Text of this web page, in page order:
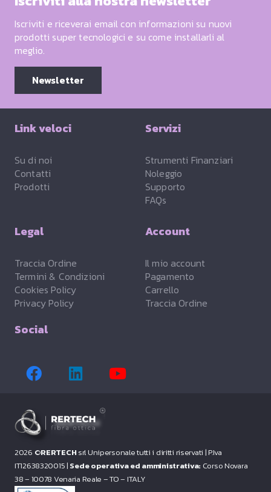
Iscriviti e riceverai email con informazioni su nuovi
prodotti super tecnologici e su come installarli al
meglio.
Newsletter
Link veloci
Su di noi
Contatti
Prodotti
Servizi
Strumenti Finanziari
Noleggio
Supporto
FAQs
Legal
Traccia Ordine
Termini & Condizioni
Cookies Policy
Privacy Policy
Account
Il mio account
Pagamento
Carrello
Traccia Ordine
Social
2026 ©RERTECHsrl Unipersonale tutti i diritti riservati |P.Iva
IT12638320015 | Sede operativa ed amministrativa: Corso Novara
38 – 10078 Venaria Reale – TO – ITALY